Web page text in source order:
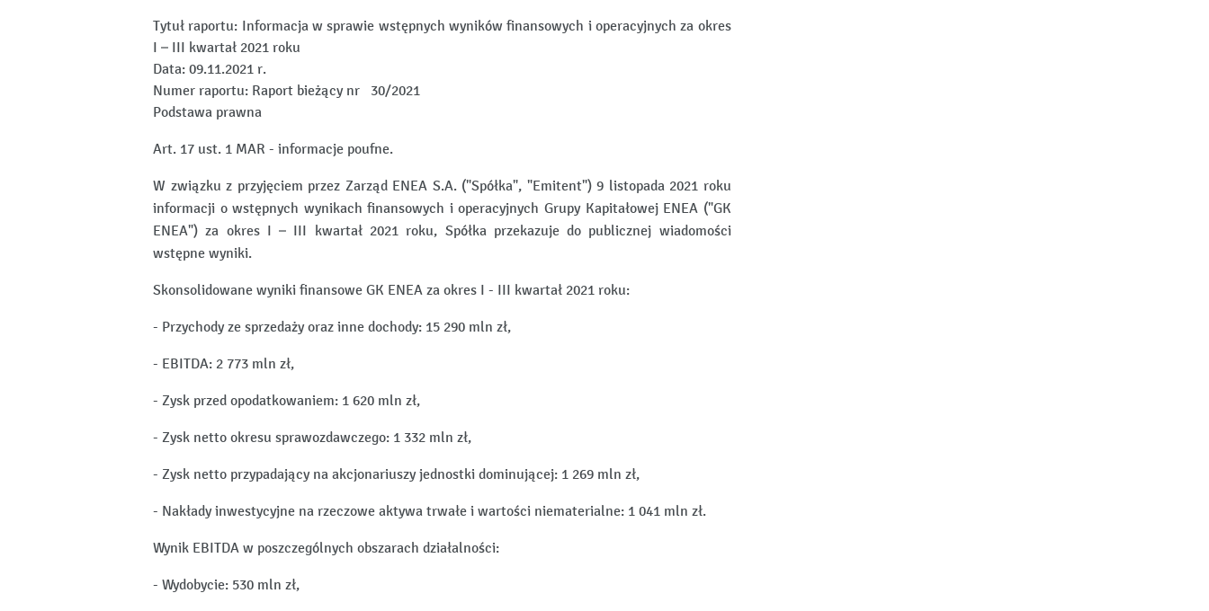
Tytuł raportu: Informacja w sprawie wstępnych wyników finansowych i operacyjnych za okres
I – III kwartał 2021 roku
Data: 09.11.2021 r.
Numer raportu: Raport bieżący nr 30/2021
Podstawa prawna
Art. 17 ust. 1 MAR - informacje poufne.
W związku z przyjęciem przez Zarząd ENEA S.A. ("Spółka", "Emitent") 9 listopada 2021 roku
informacji o wstępnych wynikach finansowych i operacyjnych Grupy Kapitałowej ENEA ("GK
ENEA") za okres I – III kwartał 2021 roku, Spółka przekazuje do publicznej wiadomości
wstępne wyniki.
Skonsolidowane wyniki finansowe GK ENEA za okres I - III kwartał 2021 roku:
- Przychody ze sprzedaży oraz inne dochody: 15 290 mln zł,
- EBITDA: 2 773 mln zł,
- Zysk przed opodatkowaniem: 1 620 mln zł,
- Zysk netto okresu sprawozdawczego: 1 332 mln zł,
- Zysk netto przypadający na akcjonariuszy jednostki dominującej: 1 269 mln zł,
- Nakłady inwestycyjne na rzeczowe aktywa trwałe i wartości niematerialne: 1 041 mln zł.
Wynik EBITDA w poszczególnych obszarach działalności:
- Wydobycie: 530 mln zł,